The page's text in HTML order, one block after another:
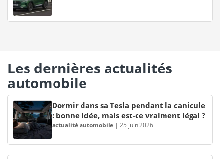
Les dernières actualités
automobile
Dormir dans sa Tesla pendant la canicule
: bonne idée, mais est-ce vraiment légal ?
actualité automobile | 25 juin 2026